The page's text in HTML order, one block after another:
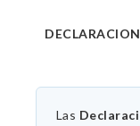
Las